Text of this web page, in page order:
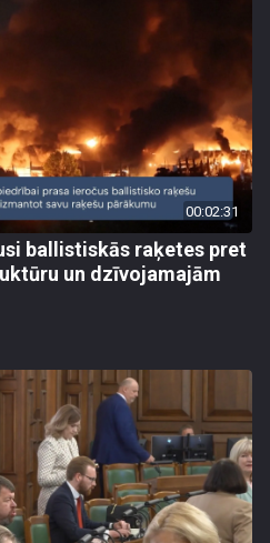
00:02:31
ballistiskās raķetes pret
un dzīvojamajām